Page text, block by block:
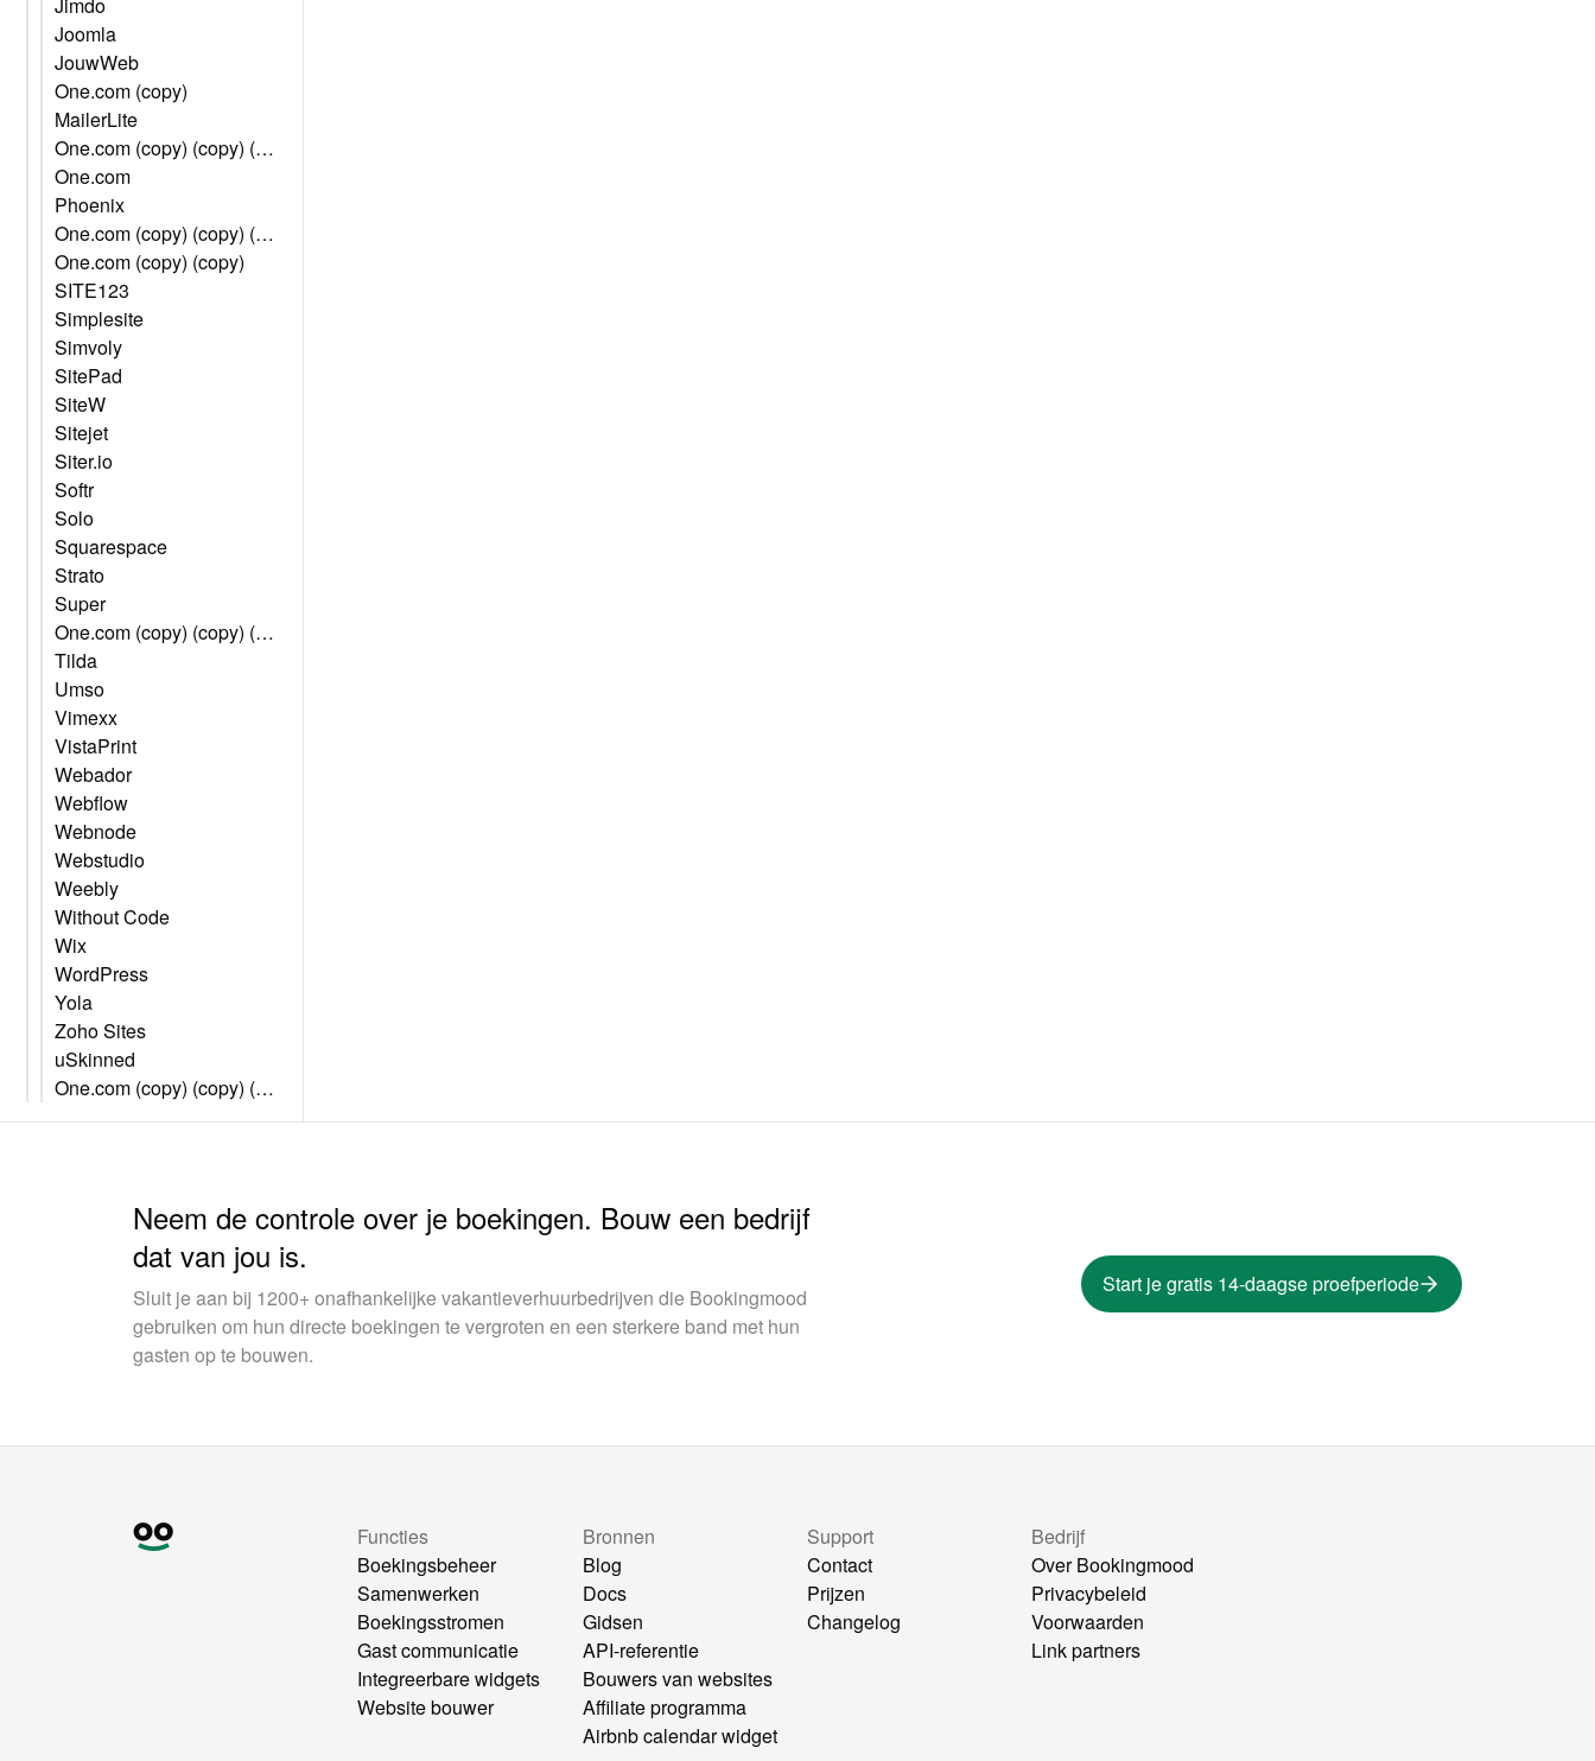
Joomla
JouwWeb
One.com (copy)
MailerLite
One.com (copy) (copy) (copy) (copy) (copy) (copy)
One.com
Phoenix
One.com (copy) (copy) (copy) (copy) (copy)
One.com (copy) (copy)
SITE123
Simplesite
Simvoly
SitePad
SiteW
Sitejet
Siter.io
Softr
Solo
Squarespace
Strato
Super
One.com (copy) (copy) (copy)
Tilda
Umso
Vimexx
VistaPrint
Webador
Webflow
Webnode
Webstudio
Weebly
Without Code
Wix
WordPress
Yola
Zoho Sites
uSkinned
One.com (copy) (copy) (copy)
Neem de controle over je boekingen. Bouw een bedrijf
dat van jou is.
Sluit je aan bij 1200+ onafhankelijke vakantieverhuurbedrijven die Bookingmood
gebruiken om hun directe boekingen te vergroten en een sterkere band met hun
gasten op te bouwen.
Start je gratis 14-daagse proefperiode
Functies
Boekingsbeheer
Samenwerken
Boekingsstromen
Gast communicatie
Integreerbare widgets
Website bouwer
Bronnen
Blog
Docs
Gidsen
API-referentie
Bouwers van websites
Affiliate programma
Airbnb calendar widget
Support
Contact
Prijzen
Changelog
Bedrijf
Over Bookingmood
Privacybeleid
Voorwaarden
Link partners